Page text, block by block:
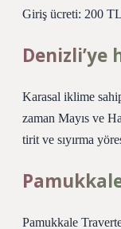
Giriş ücreti: 200
Karasal iklime
zaman Mayıs ve
tirit ve sıyırma
Pamukkale